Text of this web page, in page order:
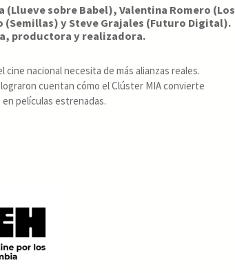
sobre Babel), Valentina Romero (Los
(Semillas) y Steve Grajales (Futuro Digital).
productora y realizadora.
cine nacional necesita de más alianzas reales.
cuentan cómo el Clúster MIA convierte
películas estrenadas.